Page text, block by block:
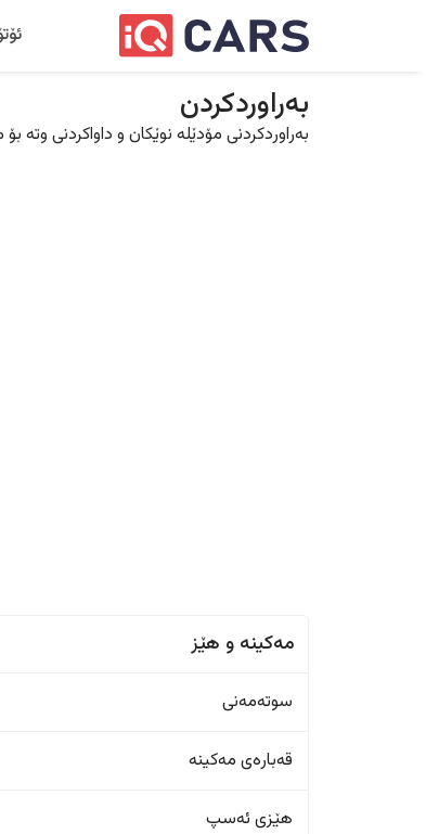
بەراوردکردن
بەراوردکردنی مۆدێلە نوێکان و داواکردنی
مەکینە و هێز
سوتەمەنی
قەبارەی مەکینە
هێزی ئەسپ